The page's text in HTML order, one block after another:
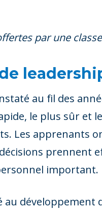
par une
au fil des
le plus sûr et
Les apprenants
prennent
important.
développement